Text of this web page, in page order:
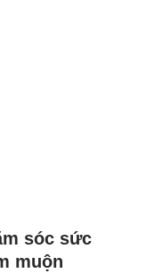
sóc sức
muộn